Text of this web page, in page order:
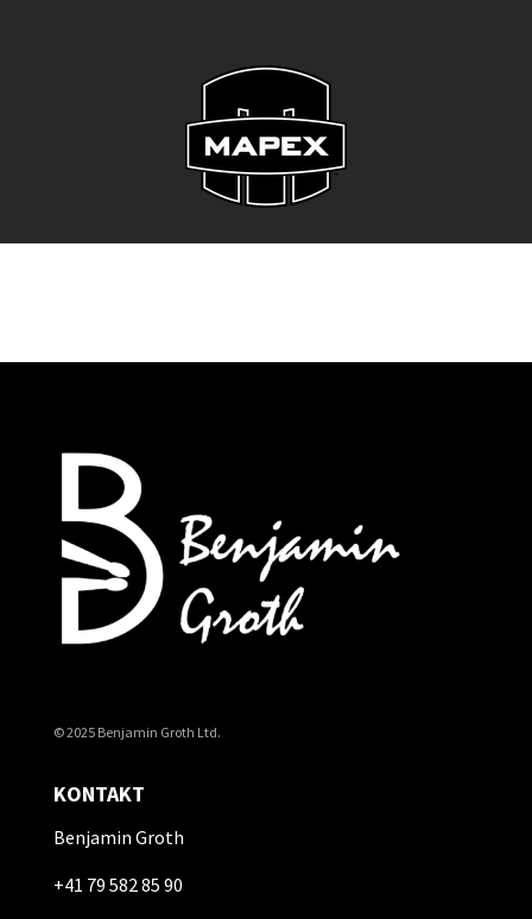
© 2025 Benjamin Groth Ltd.
KONTAKT
Benjamin Groth
+41 79 582 85 90